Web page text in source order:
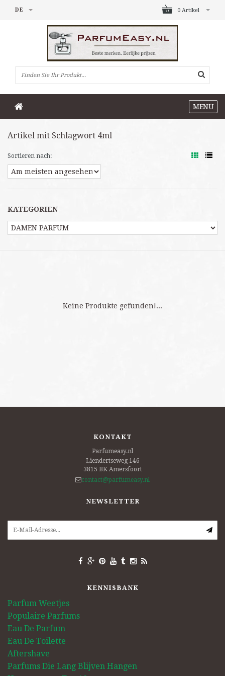
0 Artikel
DE
MENU
Artikel mit Schlagwort 4ml
Sortieren nach:
KATEGORIEN
Keine Produkte gefunden!...
KONTAKT
Parfumeasy.nl
Liendertseweg 146
3815 BK Amersfoort
contact@parfumeasy.nl
NEWSLETTER
KENNISBANK
Parfum Weetjes
Populaire Parfums
Eau De Parfum
Eau De Toilette
Aftershave
Parfums Die Lang Blijven Hangen